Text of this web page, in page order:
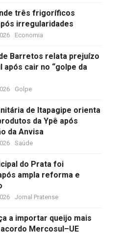
três frigoríficos
irregularidades
Economia
Barretos relata prejuízo
após cair no “golpe da
Golpe
de Itapagipe orienta
da Ypê após
da Anvisa
Saúde
do Prata foi
ampla reforma e
Jornal Pratense
a importar queijo mais
Mercosul–UE